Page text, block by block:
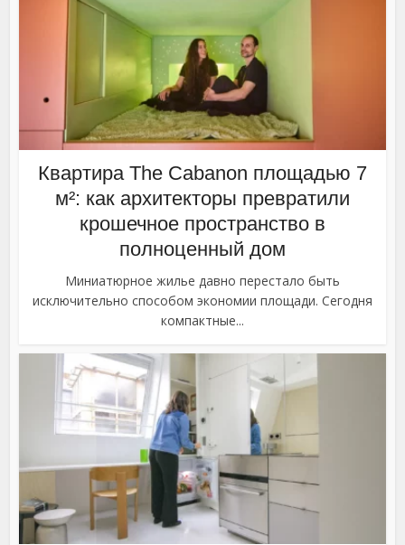
Квартира The Cabanon площадью 7
м²: как архитекторы превратили
крошечное пространство в
полноценный дом
Миниатюрное жилье давно перестало быть
исключительно способом экономии площади. Сегодня
компактные...